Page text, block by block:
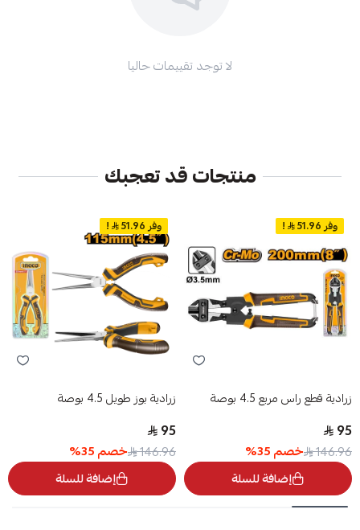
لا توجد تقييمات حاليا
منتجات قد تعجبك
وفر 51.96 !
زرادية قطع راس مربع 4.5 بوصة
95
146.96 خصم35
%
إضافة للسلة
وفر 51.96 !
زرادية بوز طويل 4.5 بوصة
95
146.96 خصم35
%
إضافة للسلة